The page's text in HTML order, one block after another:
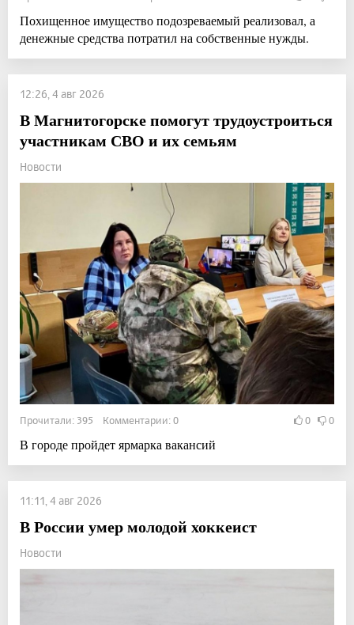
Похищенное имущество подозреваемый реализовал, а
денежные средства потратил на собственные нужды.
12:26, 4 авг 2026
В Магнитогорске помогут трудоустроиться
участникам СВО и их семьям
Новости
Прочитали: 395 Комментарии: 0 0 0
В городе пройдет ярмарка вакансий
11:11, 4 авг 2026
В России умер молодой хоккеист
Новости